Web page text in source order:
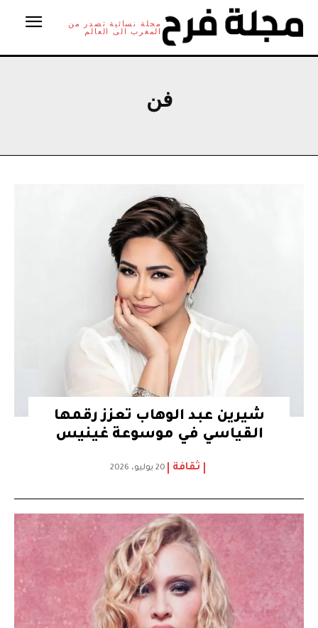
مجلة نسائية تصدر من
المغرب الى العالم
فن
شيرين عبد الوهاب تعزز رقمها
القياسي في موسوعة غينيس
ثقافة 20 يوليو، 2026